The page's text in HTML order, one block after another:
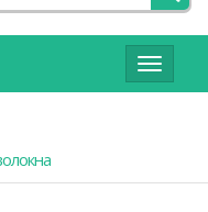
Toggle